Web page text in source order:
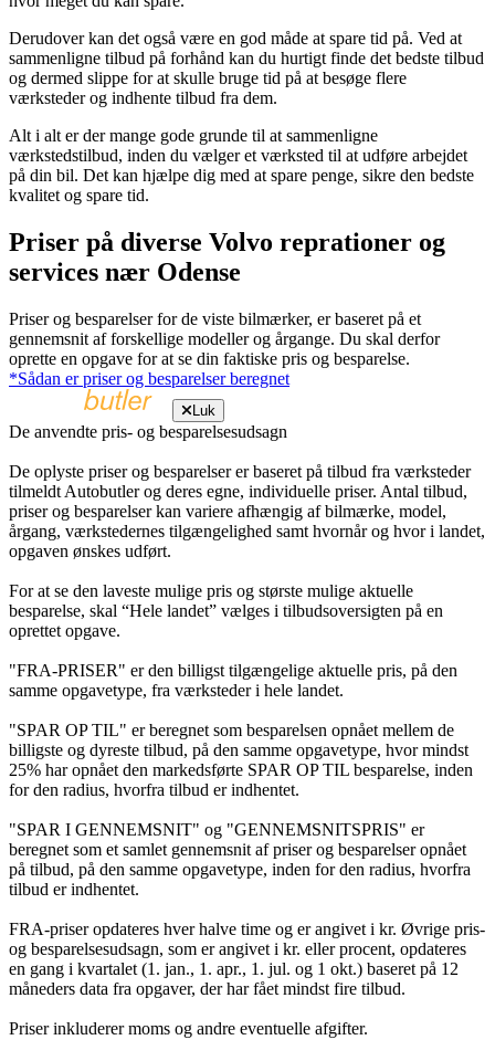
Derudover kan det også være en god måde at spare tid på. Ved at
sammenligne tilbud på forhånd kan du hurtigt finde det bedste tilbud
og dermed slippe for at skulle bruge tid på at besøge flere
værksteder og indhente tilbud fra dem.
Alt i alt er der mange gode grunde til at sammenligne
værkstedstilbud, inden du vælger et værksted til at udføre arbejdet
på din bil. Det kan hjælpe dig med at spare penge, sikre den bedste
kvalitet og spare tid.
Priser på diverse Volvo reprationer og
services nær Odense
Priser og besparelser for de viste bilmærker, er baseret på et
gennemsnit af forskellige modeller og årgange. Du skal derfor
oprette en opgave for at se din faktiske pris og besparelse.
*Sådan er priser og besparelser beregnet
Luk
De anvendte pris- og besparelsesudsagn
De oplyste priser og besparelser er baseret på tilbud fra værksteder
tilmeldt Autobutler og deres egne, individuelle priser. Antal tilbud,
priser og besparelser kan variere afhængig af bilmærke, model,
årgang, værkstedernes tilgængelighed samt hvornår og hvor i landet,
opgaven ønskes udført.
For at se den laveste mulige pris og største mulige aktuelle
besparelse, skal “Hele landet” vælges i tilbudsoversigten på en
oprettet opgave.
"FRA-PRISER" er den billigst tilgængelige aktuelle pris, på den
samme opgavetype, fra værksteder i hele landet.
"SPAR OP TIL" er beregnet som besparelsen opnået mellem de
billigste og dyreste tilbud, på den samme opgavetype, hvor mindst
25% har opnået den markedsførte SPAR OP TIL besparelse, inden
for den radius, hvorfra tilbud er indhentet.
"SPAR I GENNEMSNIT" og "GENNEMSNITSPRIS" er
beregnet som et samlet gennemsnit af priser og besparelser opnået
på tilbud, på den samme opgavetype, inden for den radius, hvorfra
tilbud er indhentet.
FRA-priser opdateres hver halve time og er angivet i kr. Øvrige pris-
og besparelsesudsagn, som er angivet i kr. eller procent, opdateres
en gang i kvartalet (1. jan., 1. apr., 1. jul. og 1 okt.) baseret på 12
måneders data fra opgaver, der har fået mindst fire tilbud.
Priser inkluderer moms og andre eventuelle afgifter.